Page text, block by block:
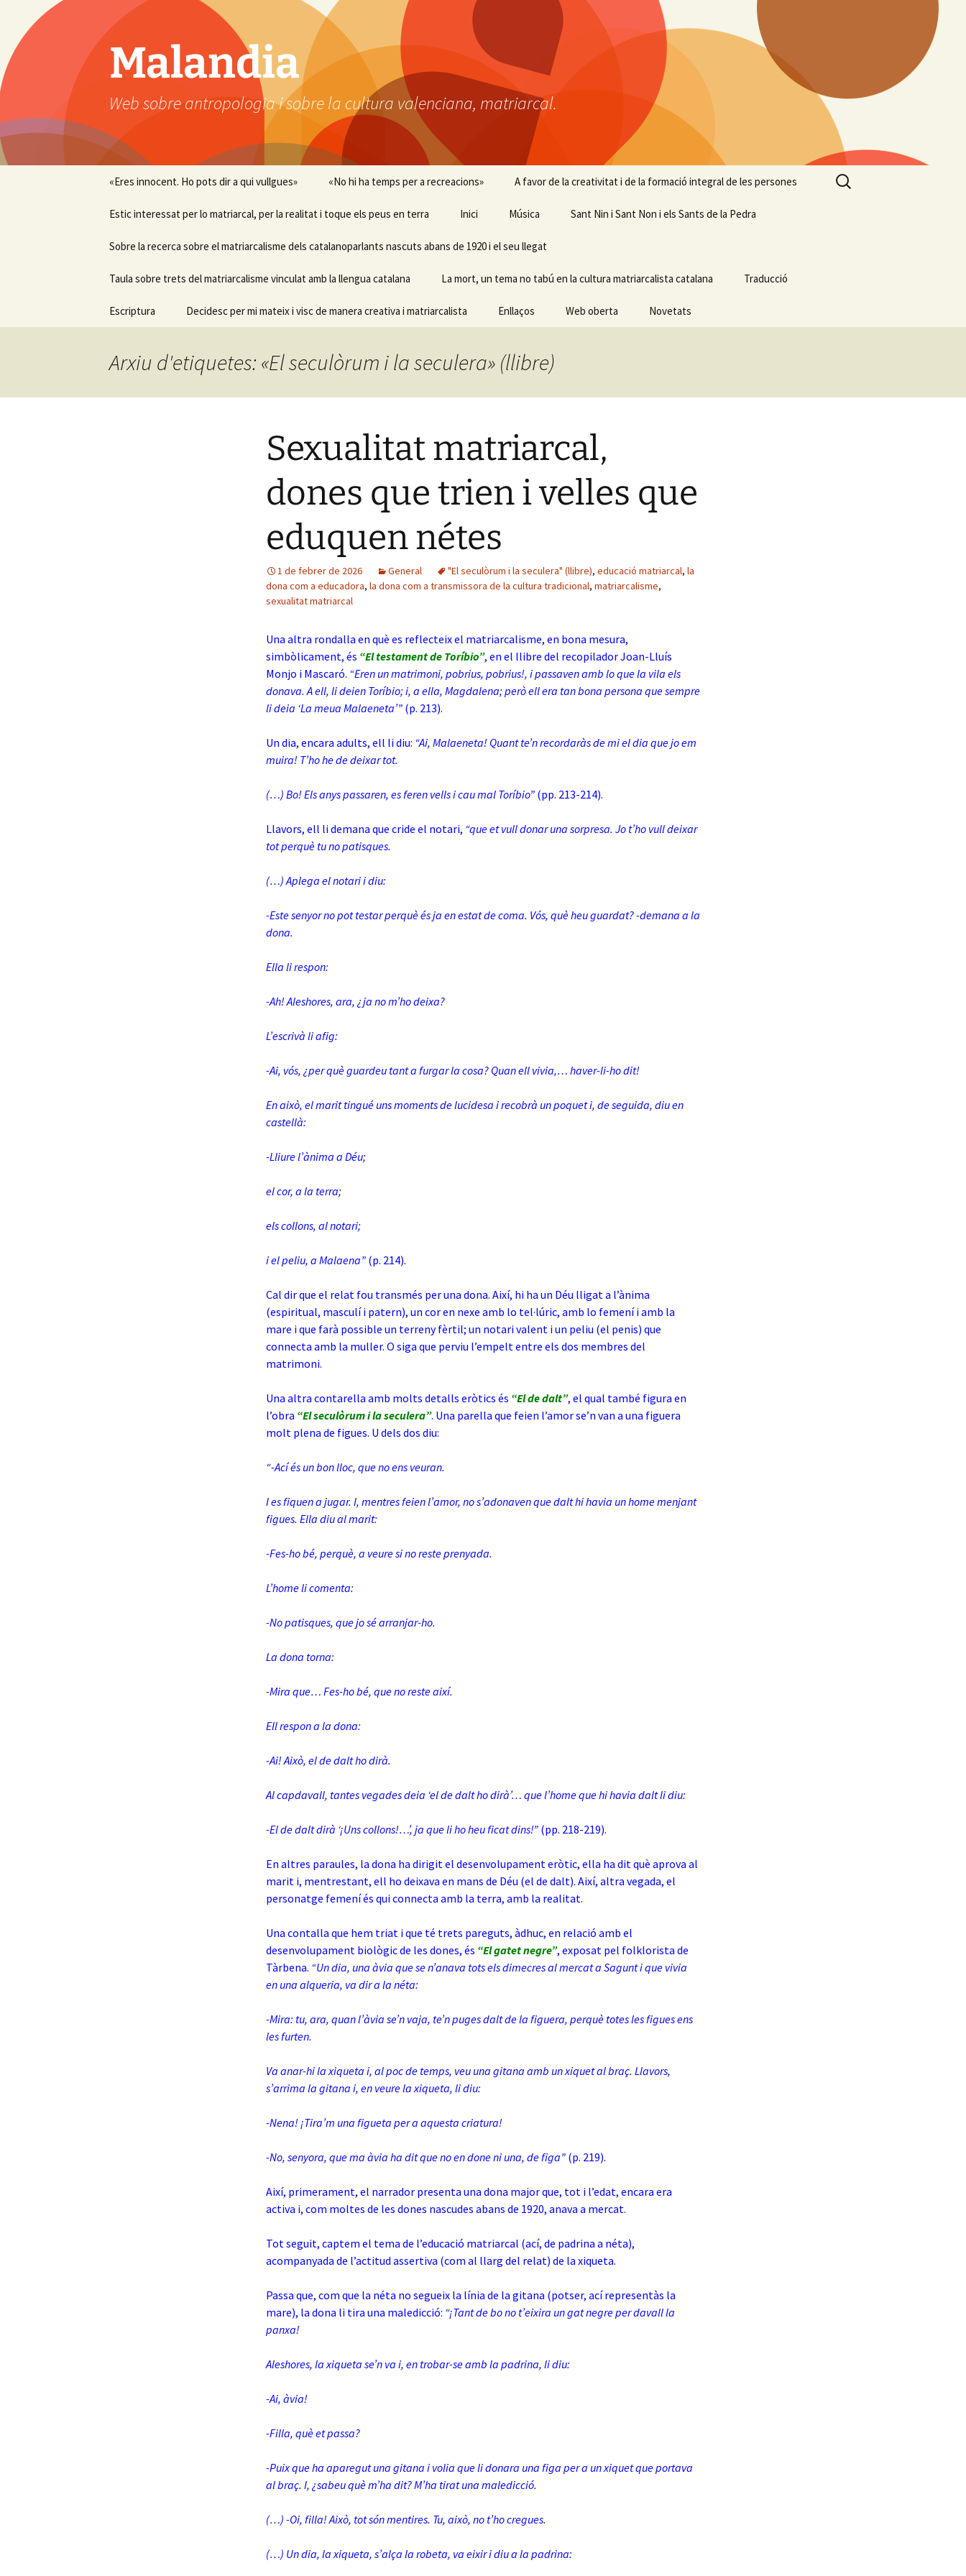
contingut
Malandia
Web sobre antropologia i sobre la cultura valenciana, matriarcal.
«Eres innocent. Ho pots dir a qui vullgues» «No hi ha temps per a recreacions» A favor de la creativitat i de la formació integral de les persones
Estic interessat per lo matriarcal, per la realitat i toque els peus en terra Inici Música Sant Nin i Sant Non i els Sants de la Pedra
Sobre la recerca sobre el matriarcalisme dels catalanoparlants nascuts abans de 1920 i el seu llegat
Taula sobre trets del matriarcalisme vinculat amb la llengua catalana La mort, un tema no tabú en la cultura matriarcalista catalana Traducció
Escriptura Decidesc per mi mateix i visc de manera creativa i matriarcalista Enllaços Web oberta Novetats
Cerca:
Arxiu d'etiquetes: «El seculòrum i la seculera» (llibre)
Sexualitat matriarcal,
dones que trien i velles que
eduquen nétes
1 de febrer de 2026 General "El seculòrum i la seculera" (llibre), educació matriarcal, la
dona com a educadora, la dona com a transmissora de la cultura tradicional, matriarcalisme,
sexualitat matriarcal
Una altra rondalla en què es reflecteix el matriarcalisme, en bona mesura,
simbòlicament, és “El testament de Toríbio”, en el llibre del recopilador Joan-Lluís
Monjo i Mascaró. “Eren un matrimoni, pobrius, pobrius!, i passaven amb lo que la vila els
donava. A ell, li deien Toríbio; i, a ella, Magdalena; però ell era tan bona persona que sempre
li deia ‘La meua Malaeneta’” (p. 213).
Un dia, encara adults, ell li diu: “Ai, Malaeneta! Quant te’n recordaràs de mi el dia que jo em
muira! T’ho he de deixar tot.
(…) Bo! Els anys passaren, es feren vells i cau mal Toríbio” (pp. 213-214).
Llavors, ell li demana que cride el notari, “que et vull donar una sorpresa. Jo t’ho vull deixar
tot perquè tu no patisques.
(…) Aplega el notari i diu:
-Este senyor no pot testar perquè és ja en estat de coma. Vós, què heu guardat? -demana a la
dona.
Ella li respon:
-Ah! Aleshores, ara, ¿ja no m’ho deixa?
L’escrivà li afig:
-Ai, vós, ¿per què guardeu tant a furgar la cosa? Quan ell vivia,… haver-li-ho dit!
En això, el marit tingué uns moments de lucidesa i recobrà un poquet i, de seguida, diu en
castellà:
-Lliure l’ànima a Déu;
el cor, a la terra;
els collons, al notari;
i el peliu, a Malaena” (p. 214).
Cal dir que el relat fou transmés per una dona. Així, hi ha un Déu lligat a l’ànima
(espiritual, masculí i patern), un cor en nexe amb lo tel·lúric, amb lo femení i amb la
mare i que farà possible un terreny fèrtil; un notari valent i un peliu (el penis) que
connecta amb la muller. O siga que perviu l’empelt entre els dos membres del
matrimoni.
Una altra contarella amb molts detalls eròtics és “El de dalt”, el qual també figura en
l’obra “El seculòrum i la seculera”. Una parella que feien l’amor se’n van a una figuera
molt plena de figues. U dels dos diu:
“-Ací és un bon lloc, que no ens veuran.
I es fiquen a jugar. I, mentres feien l’amor, no s’adonaven que dalt hi havia un home menjant
figues. Ella diu al marit:
-Fes-ho bé, perquè, a veure si no reste prenyada.
L’home li comenta:
-No patisques, que jo sé arranjar-ho.
La dona torna:
-Mira que… Fes-ho bé, que no reste així.
Ell respon a la dona:
-Ai! Això, el de dalt ho dirà.
Al capdavall, tantes vegades deia ‘el de dalt ho dirà’… que l’home que hi havia dalt li diu:
-El de dalt dirà ‘¡Uns collons!…’, ja que li ho heu ficat dins!” (pp. 218-219).
En altres paraules, la dona ha dirigit el desenvolupament eròtic, ella ha dit què aprova al
marit i, mentrestant, ell ho deixava en mans de Déu (el de dalt). Així, altra vegada, el
personatge femení és qui connecta amb la terra, amb la realitat.
Una contalla que hem triat i que té trets pareguts, àdhuc, en relació amb el
desenvolupament biològic de les dones, és “El gatet negre”, exposat pel folklorista de
Tàrbena. “Un dia, una àvia que se n’anava tots els dimecres al mercat a Sagunt i que vivia
en una alqueria, va dir a la néta:
-Mira: tu, ara, quan l’àvia se’n vaja, te’n puges dalt de la figuera, perquè totes les figues ens
les furten.
Va anar-hi la xiqueta i, al poc de temps, veu una gitana amb un xiquet al braç. Llavors,
s’arrima la gitana i, en veure la xiqueta, li diu:
-Nena! ¡Tira’m una figueta per a aquesta criatura!
-No, senyora, que ma àvia ha dit que no en done ni una, de figa” (p. 219).
Així, primerament, el narrador presenta una dona major que, tot i l’edat, encara era
activa i, com moltes de les dones nascudes abans de 1920, anava a mercat.
Tot seguit, captem el tema de l’educació matriarcal (ací, de padrina a néta),
acompanyada de l’actitud assertiva (com al llarg del relat) de la xiqueta.
Passa que, com que la néta no segueix la línia de la gitana (potser, ací representàs la
mare), la dona li tira una maledicció: “¡Tant de bo no t’eixira un gat negre per davall la
panxa!
Aleshores, la xiqueta se’n va i, en trobar-se amb la padrina, li diu:
-Ai, àvia!
-Filla, què et passa?
-Puix que ha aparegut una gitana i volia que li donara una figa per a un xiquet que portava
al braç. I, ¿sabeu què m’ha dit? M’ha tirat una maledicció.
(…) -Oi, filla! Això, tot són mentires. Tu, això, no t’ho cregues.
(…) Un dia, la xiqueta, s’alça la robeta, va eixir i diu a la padrina: